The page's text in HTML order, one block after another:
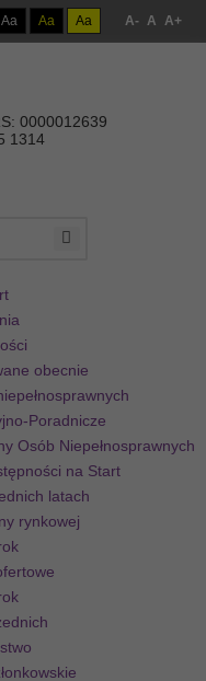
Aa Aa Aa A- A A+
0000012639
1314
obecnie
Poradnicze
Osób Niepełnosprawnych
na Start
latach
rynkowej